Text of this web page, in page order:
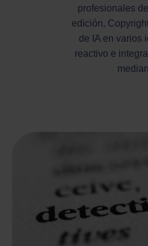
profesionales
edición,
de IA en varios
reactivo e